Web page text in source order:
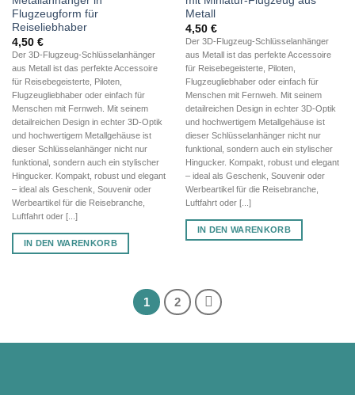
Flugzeugform für
Reiseliebhaber
4,50 €
Der 3D-Flugzeug-Schlüsselanhänger
aus Metall ist das perfekte Accessoire
für Reisebegeisterte, Piloten,
Flugzeugliebhaber oder einfach für
Menschen mit Fernweh. Mit seinem
detailreichen Design in echter 3D-Optik
und hochwertigem Metallgehäuse ist
dieser Schlüsselanhänger nicht nur
funktional, sondern auch ein stylischer
Hingucker. Kompakt, robust und elegant
– ideal als Geschenk, Souvenir oder
Werbeartikel für die Reisebranche,
Luftfahrt oder [...]
IN DEN WARENKORB
Metall
4,50 €
Der 3D-Flugzeug-Schlüsselanhänger
aus Metall ist das perfekte Accessoire
für Reisebegeisterte, Piloten,
Flugzeugliebhaber oder einfach für
Menschen mit Fernweh. Mit seinem
detailreichen Design in echter 3D-Optik
und hochwertigem Metallgehäuse ist
dieser Schlüsselanhänger nicht nur
funktional, sondern auch ein stylischer
Hingucker. Kompakt, robust und elegant
– ideal als Geschenk, Souvenir oder
Werbeartikel für die Reisebranche,
Luftfahrt oder [...]
IN DEN WARENKORB
1 2